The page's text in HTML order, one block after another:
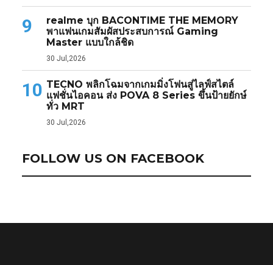
9
realme บุก BACONTIME THE MEMORY
พาแฟนเกมสัมผัสประสบการณ์ Gaming
Master แบบใกล้ชิด
30 Jul,2026
10 TECNO พลิกโฉมจากเกมมิ่งโฟนสู่ไลฟ์สไตล์
แฟชั่นไอคอน ส่ง POVA 8 Series ขึ้นป้ายยักษ์
ทั่ว MRT
30 Jul,2026
FOLLOW US ON FACEBOOK